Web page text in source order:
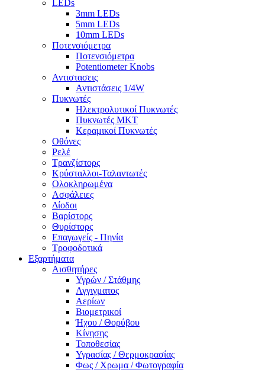
LEDs
3mm LEDs
5mm LEDs
10mm LEDs
Ποτενσιόμετρα
Ποτενσιόμετρα
Potentiometer Knobs
Αντιστασεις
Αντιστάσεις 1/4W
Πυκνωτές
Ηλεκτρολυτικοί Πυκνωτές
Πυκνωτές MKT
Κεραμικοί Πυκνωτές
Οθόνες
Ρελέ
Τρανζίστορς
Κρύσταλλοι-Ταλαντωτές
Ολοκληρωμένα
Ασφάλειες
Δίοδοι
Βαρίστορς
Θυρίστορς
Επαγωγείς - Πηνία
Τροφοδοτικά
Εξαρτήματα
Αισθητήρες
Υγρών / Στάθμης
Αγγιγματος
Αερίων
Βιομετρικοί
Ήχου / Θορύβου
Κίνησης
Τοποθεσίας
Υγρασίας / Θερμοκρασίας
Φως / Χρωμα / Φωτογραφία